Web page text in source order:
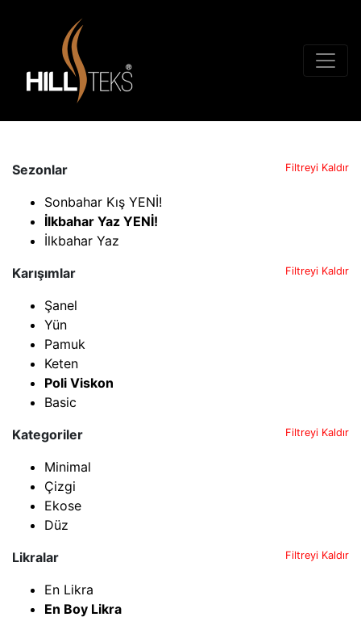
Sezonlar Filtreyi Kaldır
Sonbahar Kış YENİ!
İlkbahar Yaz YENİ!
İlkbahar Yaz
Karışımlar
Filtreyi Kaldır
Şanel
Yün
Pamuk
Keten
Poli Viskon
Basic
Kategoriler
Filtreyi Kaldır
Minimal
Çizgi
Ekose
Düz
Likralar
Filtreyi Kaldır
En Likra
En Boy Likra